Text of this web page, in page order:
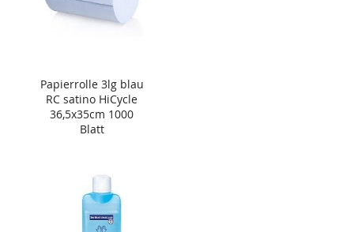
Papierrolle 3lg blau
RC satino HiCycle
36,5x35cm 1000
Blatt